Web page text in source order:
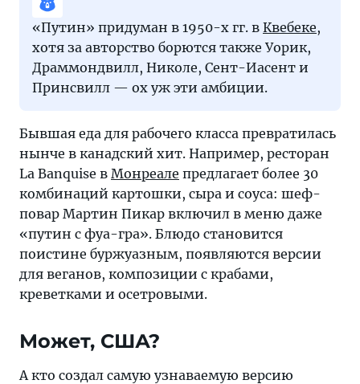
«Путин» придуман в 1950-х гг. в Квебеке,
хотя за авторство борются также Уорик,
Драммондвилл, Николе, Сент-Иасент и
Принсвилл — ох уж эти амбиции.
Бывшая еда для рабочего класса превратилась
нынче в канадский хит. Например, ресторан
La Banquise в Монреале предлагает более 30
комбинаций картошки, сыра и соуса: шеф-
повар Мартин Пикар включил в меню даже
«путин с фуа-гра». Блюдо становится
поистине буржуазным, появляются версии
для веганов, композиции с крабами,
креветками и осетровыми.
Может, США?
А кто создал самую узнаваемую версию